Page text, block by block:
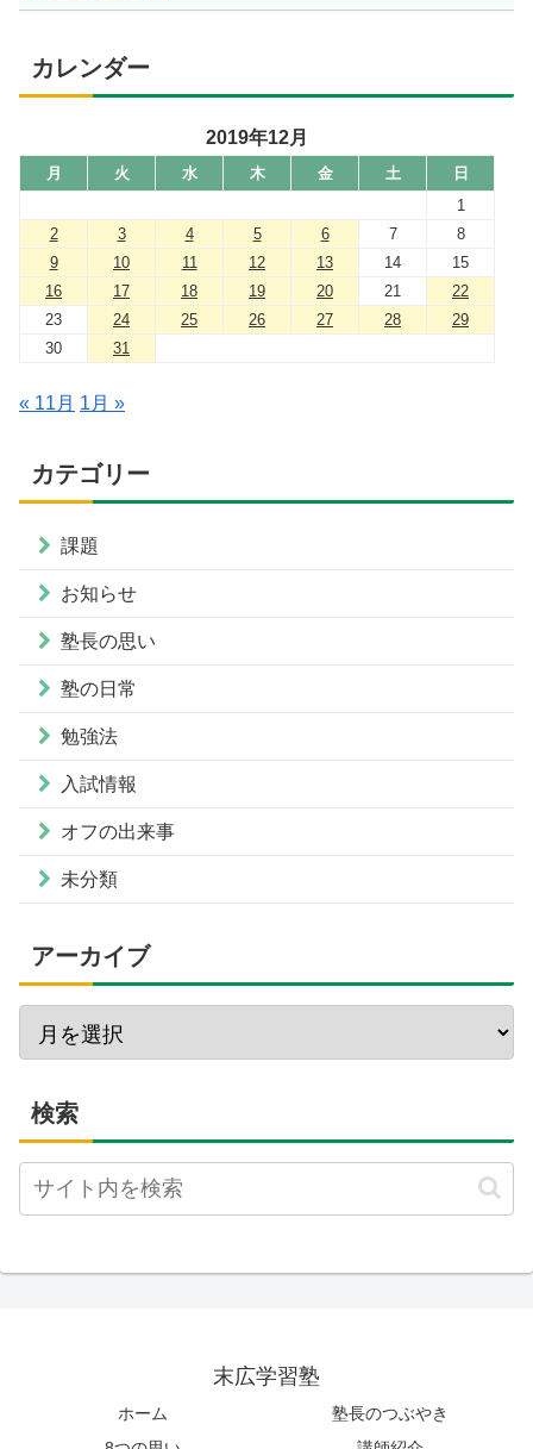
カレンダー
2019年12月
月 火 水 木 金 土
日
1
2
3 4 5 6 7
8
9
10 11 12 13 14
15
16
17 18 19 20 21
22
23
24 25 26 27 28
29
30
31
« 11月 1月 »
カテゴリー
課題
お知らせ
塾長の思い
塾の日常
勉強法
入試情報
オフの出来事
未分類
アーカイブ
検索
末広学習塾
ホーム
塾長のつぶやき